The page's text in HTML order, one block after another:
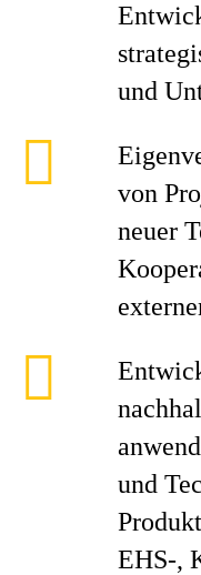
und
von
neuer
und
EHS-,